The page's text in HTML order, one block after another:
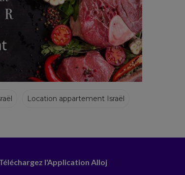
Location appartement Israël
l'Application Alloj